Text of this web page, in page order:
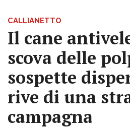
CALLIANETTO
Il cane
scova delle
sospette
rive di una
campagna